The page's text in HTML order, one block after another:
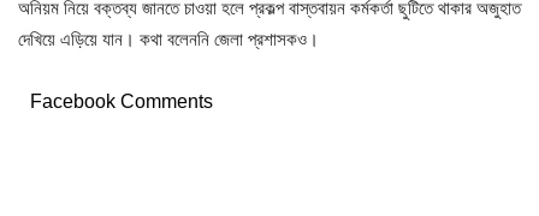
অনিয়ম নিয়ে বক্তব্য জানতে চাওয়া হলে প্রকল্প বাস্তবায়ন কর্মকর্তা ছুটিতে থাকার অজুহাত
দেখিয়ে এড়িয়ে যান। কথা বলেননি জেলা প্রশাসকও।
Facebook Comments